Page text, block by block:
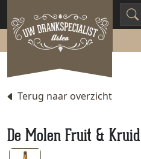
Terug naar overzicht
De Molen Fruit & Kruid